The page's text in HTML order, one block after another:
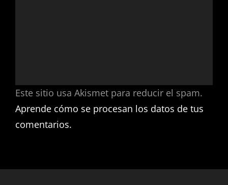
Este sitio usa Akismet para reducir el spam.
Aprende cómo se procesan los datos de tus
comentarios.